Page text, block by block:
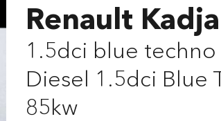
Renault
1.5dci blue
Diesel 1.5dci Blue
85kw